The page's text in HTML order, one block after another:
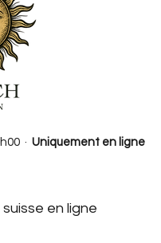
· Uniquement en ligne
en ligne